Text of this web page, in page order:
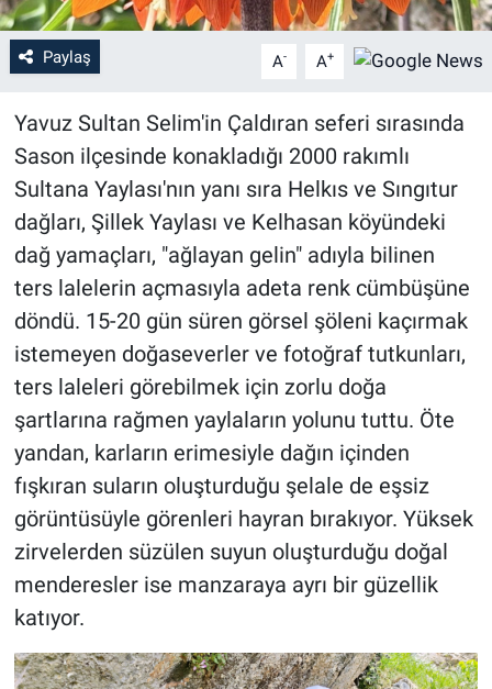
Paylaş A- A+
Yavuz Sultan Selim'in Çaldıran seferi sırasında
Sason ilçesinde konakladığı 2000 rakımlı
Sultana Yaylası'nın yanı sıra Helkıs ve Sıngıtur
dağları, Şillek Yaylası ve Kelhasan köyündeki
dağ yamaçları, "ağlayan gelin" adıyla bilinen
ters lalelerin açmasıyla adeta renk cümbüşüne
döndü. 15-20 gün süren görsel şöleni kaçırmak
istemeyen doğaseverler ve fotoğraf tutkunları,
ters laleleri görebilmek için zorlu doğa
şartlarına rağmen yaylaların yolunu tuttu. Öte
yandan, karların erimesiyle dağın içinden
fışkıran suların oluşturduğu şelale de eşsiz
görüntüsüyle görenleri hayran bırakıyor. Yüksek
zirvelerden süzülen suyun oluşturduğu doğal
menderesler ise manzaraya ayrı bir güzellik
katıyor.